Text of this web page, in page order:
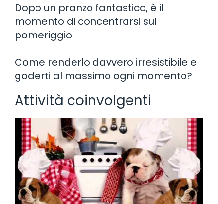
Dopo un pranzo fantastico, è il
momento di concentrarsi sul
pomeriggio.
Come renderlo davvero irresistibile e
goderti al massimo ogni momento?
Attività coinvolgenti